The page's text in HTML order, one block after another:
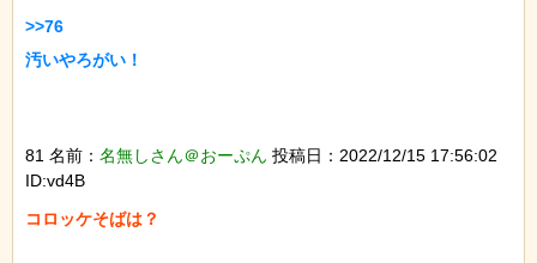
>>76
汚いやろがい！
81 名前： 名無しさん＠おーぷん 投稿日：2022/12/15 17:56:02
ID:vd4B
コロッケそばは？